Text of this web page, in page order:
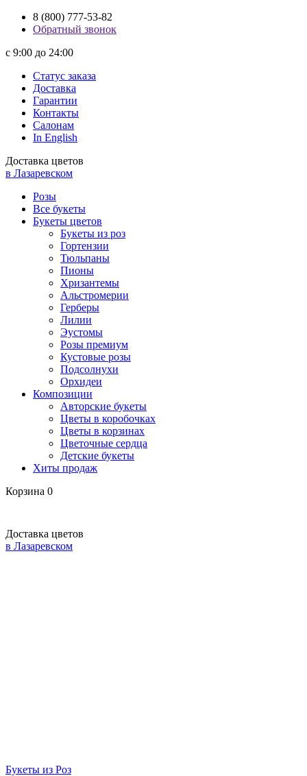
8 (800) 777-53-82
Обратный звонок
с 9:00 до 24:00
Статус заказа
Доставка
Гарантии
Контакты
Салонам
In English
Доставка цветов
в Лазаревском
Розы
Все букеты
Букеты цветов
Букеты из роз
Гортензии
Тюльпаны
Пионы
Хризантемы
Альстромерии
Герберы
Лилии
Эустомы
Розы премиум
Кустовые розы
Подсолнухи
Орхидеи
Композиции
Авторские букеты
Цветы в коробочках
Цветы в корзинах
Цветочные сердца
Детские букеты
Хиты продаж
Корзина 0
Доставка цветов
в Лазаревском
Букеты из Роз